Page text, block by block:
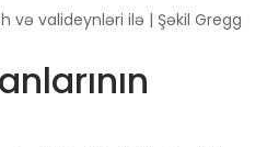
və valideynləri ilə | Şəkil Gregg